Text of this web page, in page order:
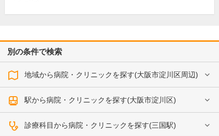
別の条件で検索
地域から病院・クリニックを探す(大阪市淀川区周辺)
駅から病院・クリニックを探す(大阪市淀川区)
診療科目から病院・クリニックを探す(三国駅)